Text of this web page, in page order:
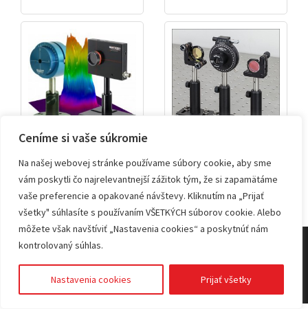
Ceníme si vaše súkromie
Na našej webovej stránke používame súbory cookie, aby sme
vám poskytli čo najrelevantnejší zážitok tým, že si zapamätáme
vaše preferencie a opakované návštevy. Kliknutím na „Prijať
všetky" súhlasíte s používaním VŠETKÝCH súborov cookie. Alebo
môžete však navštíviť „Nastavenia cookies“ a poskytnúť nám
kontrolovaný súhlas.
Nastavenia cookies Prijať všetky
optomechanické
prvky
© 2026 KVANT spol. s r.o.